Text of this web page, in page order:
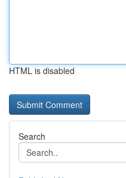
HTML is disabled
Search